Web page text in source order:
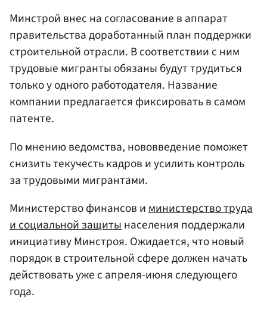
Минстрой внес на согласование в аппарат
правительства доработанный план поддержки
строительной отрасли. В соответствии с ним
трудовые мигранты обязаны будут трудиться
только у одного работодателя. Название
компании предлагается фиксировать в самом
патенте.
По мнению ведомства, нововведение поможет
снизить текучесть кадров и усилить контроль
за трудовыми мигрантами.
Министерство финансов иминистерство труда
и социальной защитынаселения поддержали
инициативу Минстроя. Ожидается, что новый
порядок в строительной сфере должен начать
действовать уже с апреля-июня следующего
года.